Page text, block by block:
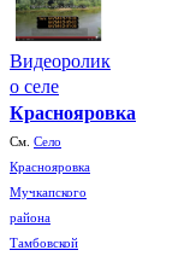
Видеоролик
о селе
Краснояровка
См. Село
Краснояровка
Мучкапского
района
Тамбовской